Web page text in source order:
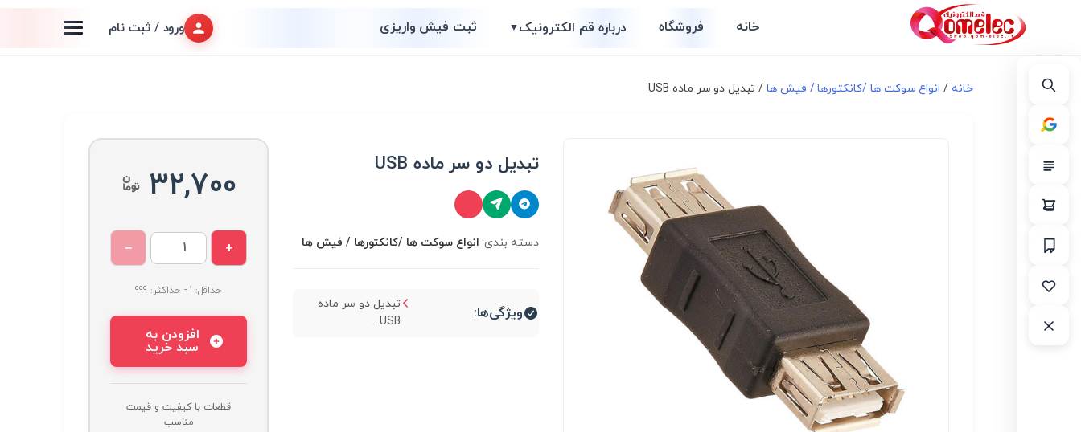
خانه فروشگاه درباره قم الکترونیک▼ ثبت فیش واریزی ورود / ثبت نام
خانه / انواع سوكت ها /کانکتورها / فیش ها / تبدیل دو سر ماده USB
تبدیل دو سر ماده USB
دسته بندی: انواع سوكت ها /کانکتورها / فیش ها
ویژگی‌ها:
تبدیل دو سر ماده
USB...
32,700
+
−
حداقل: 1 - حداکثر: 999
افزودن به
سبد خرید
قطعات با کیفیت و قیمت
مناسب